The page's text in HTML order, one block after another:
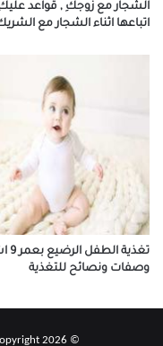
الشجار مع زوجكِ , قواعد
اتباعها اثناء الشجار مع
وصفات ونصائح للتغذية
© Copyright 2026 أحلى هاوم, All Rights Reserved